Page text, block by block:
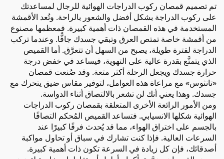
تم تصميم قمصان ركوب الدراجات الهوائية للرجال لمساعدتك
على ركوب الدراجة بشكل أفضل والشعور بالراحة. وتُعد الأقمشة
المستخدمة في هذه القمصان ذات أهمية كبيرة. فمعظمها مصنوع
من أقمشة خاصة تمتص العرق وتبقي جسدك جافًّا. وعندما تركب
الدراجة لفترة طويلة، يصبح من السهل أن تتعرَّق. أما القميص
الذي يتمتَّع بقدرة عالية على التهوية، فيساعد في خفض درجة
حرارة جسدك ويجعل الرحلة أكثر متعة. وقد صُنعت قمصان
«تانثوس» مع مراعاة هذه العوامل، لتوفير مقاس ضيق يتحرك مع
جسدك. وهذا يعني أنك لن تشعر بالالتصاق أثناء الدواسة.
ومن الأمور الرائعة الأخرى المتعلقة بقمصان ركوب الدراجات
الهوائية شكلها الانسيابي. فتساعد القميص المُحكم التصاقًا
بالجسم على اختراق الهواء، مما قد يُحدث فرقًا كبيرًا عند
السرعات العالية. فإذا كنت تشارك في سباق أو تحاول مواكبة
أصدقائك، فإن كل زيادة في السرعة تكون ذات أهمية كبيرة.